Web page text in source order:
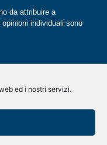
ed i nostri servizi.
da attribuire a
opinioni individuali sono
2020